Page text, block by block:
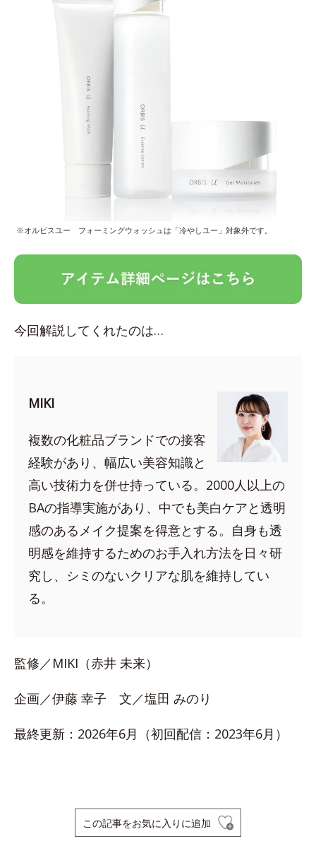
※オルビスユー フォーミングウォッシュは「冷やしユー」対象外です。
今回解説してくれたのは…
MIKI
複数の化粧品ブランドでの接客
経験があり、幅広い美容知識と
高い技術力を併せ持っている。2000人以上の
BAの指導実施があり、中でも美白ケアと透明
感のあるメイク提案を得意とする。自身も透
明感を維持するためのお手入れ方法を日々研
究し、シミのないクリアな肌を維持してい
る。
監修／MIKI（赤井 未来）
企画／伊藤 幸子 文／塩田 みのり
最終更新：2026年6月（初回配信：2023年6月）
この記事をお気に入りに追加